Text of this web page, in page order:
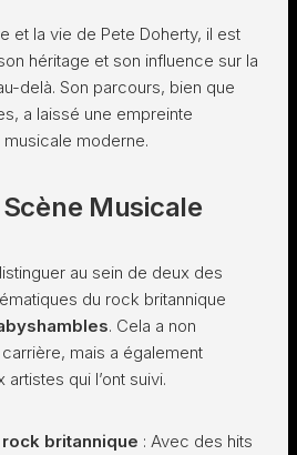
et la vie de Pete Doherty, il est
héritage et son influence sur la
delà. Son parcours, bien que
a laissé une empreinte
moderne.
Musicale
au sein de deux des
du rock britannique
. Cela a non
mais a également
qui l’ont suivi.
britannique : Avec des hits